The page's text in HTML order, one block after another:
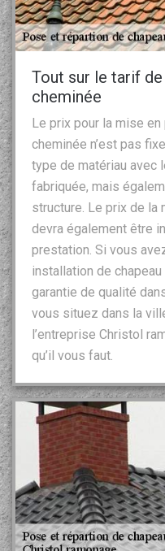
Tout sur le tarif
cheminée
Le prix pour la mise
cheminée n’est pas
type de matériau avec
fabriquée, mais
structure. Le prix de la
devra également être
prestation. Si vous
installation de
garantie de qualité
vous situez dans la
l’entreprise Christol
qu’il vous faut.